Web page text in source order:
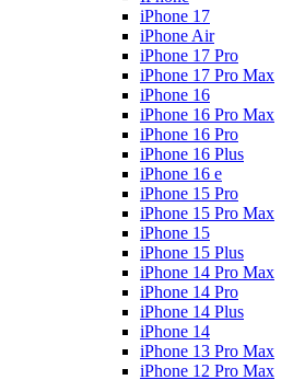
iPhone 17
iPhone Air
iPhone 17 Pro
iPhone 17 Pro Max
iPhone 16
iPhone 16 Pro Max
iPhone 16 Pro
iPhone 16 Plus
iPhone 16 e
iPhone 15 Pro
iPhone 15 Pro Max
iPhone 15
iPhone 15 Plus
iPhone 14 Pro Max
iPhone 14 Pro
iPhone 14 Plus
iPhone 14
iPhone 13 Pro Max
iPhone 12 Pro Max